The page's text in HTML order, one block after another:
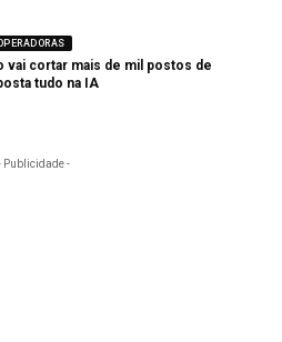
vai cortar mais de mil postos de
tudo na IA
Publicidade -